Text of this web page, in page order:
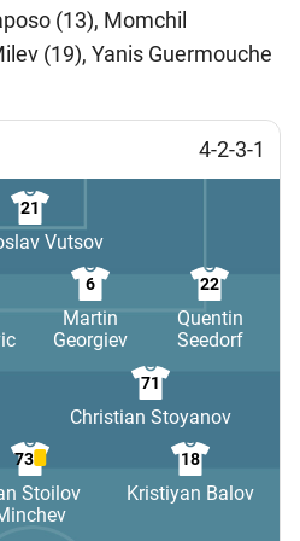
(13), Momchil
(19), Yanis Guermouche
4-2-3-1
21
Vutsov
6
Martin
Georgiev
22
Quentin
Seedorf
71
Christian Stoyanov
73
Stoilov
18
Kristiyan Balov